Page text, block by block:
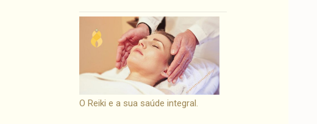
O Reiki e a sua saúde integral.